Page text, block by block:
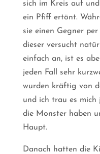
sich im Kreis auf
ein Pfiff ertönt.
sie einen Gegner
dieser versucht
einfach an, ist es
jeden Fall sehr
wurden kräftig von
und ich trau es mich
die Monster haben
Haupt.
Danach hatten die